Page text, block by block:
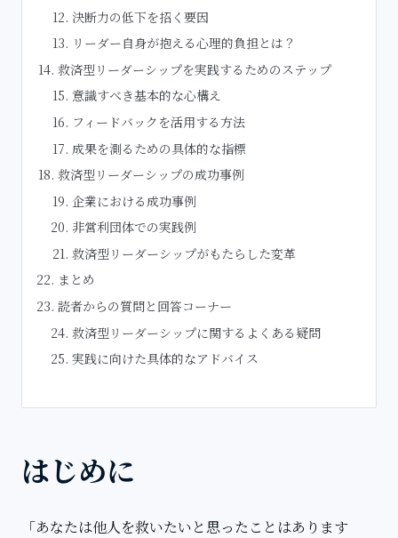
決断力の低下を招く要因
リーダー自身が抱える心理的負担とは？
救済型リーダーシップを実践するためのステップ
意識すべき基本的な心構え
フィードバックを活用する方法
成果を測るための具体的な指標
救済型リーダーシップの成功事例
企業における成功事例
非営利団体での実践例
救済型リーダーシップがもたらした変革
まとめ
読者からの質問と回答コーナー
救済型リーダーシップに関するよくある疑問
実践に向けた具体的なアドバイス
はじめに
「あなたは他人を救いたいと思ったことはあります